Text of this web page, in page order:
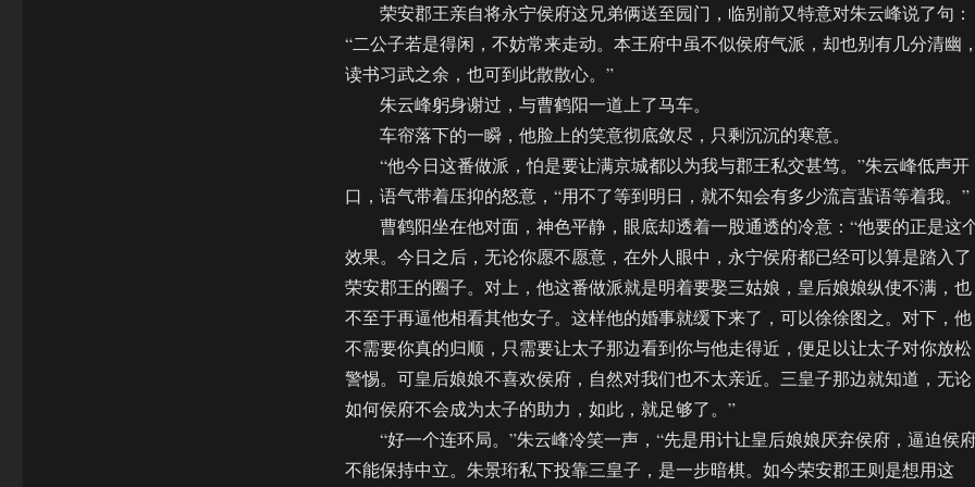
荣安郡王亲自将永宁侯府这兄弟俩送至园门，临别前又特意对朱云峰说了句：
“二公子若是得闲，不妨常来走动。本王府中虽不似侯府气派，却也别有几分清幽，
读书习武之余，也可到此散散心。”
朱云峰躬身谢过，与曹鹤阳一道上了马车。
车帘落下的一瞬，他脸上的笑意彻底敛尽，只剩沉沉的寒意。
“他今日这番做派，怕是要让满京城都以为我与郡王私交甚笃。”朱云峰低声开
口，语气带着压抑的怒意，“用不了等到明日，就不知会有多少流言蜚语等着我。”
曹鹤阳坐在他对面，神色平静，眼底却透着一股通透的冷意：“他要的正是这
效果。今日之后，无论你愿不愿意，在外人眼中，永宁侯府都已经可以算是踏入了
荣安郡王的圈子。对上，他这番做派就是明着要娶三姑娘，皇后娘娘纵使不满，也
不至于再逼他相看其他女子。这样他的婚事就缓下来了，可以徐徐图之。对下，他
不需要你真的归顺，只需要让太子那边看到你与他走得近，便足以让太子对你放松
警惕。可皇后娘娘不喜欢侯府，自然对我们也不太亲近。三皇子那边就知道，无论
如何侯府不会成为太子的助力，如此，就足够了。”
“好一个连环局。”朱云峰冷笑一声，“先是用计让皇后娘娘厌弃侯府，逼迫侯
不能保持中立。朱景珩私下投靠三皇子，是一步暗棋。如今荣安郡王则是想用这